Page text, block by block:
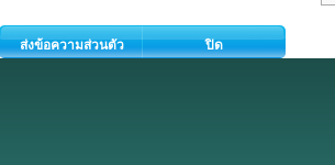
ส่งข้อความส่วนตัว ปิด